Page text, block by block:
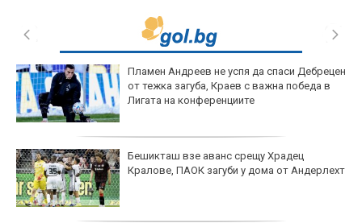
Пламен Андреев не успя да спаси Дебрецен
от тежка загуба, Краев с важна победа в
Лигата на конференциите
Бешикташ взе аванс срещу Храдец
Кралове, ПАОК загуби у дома от Андерлехт